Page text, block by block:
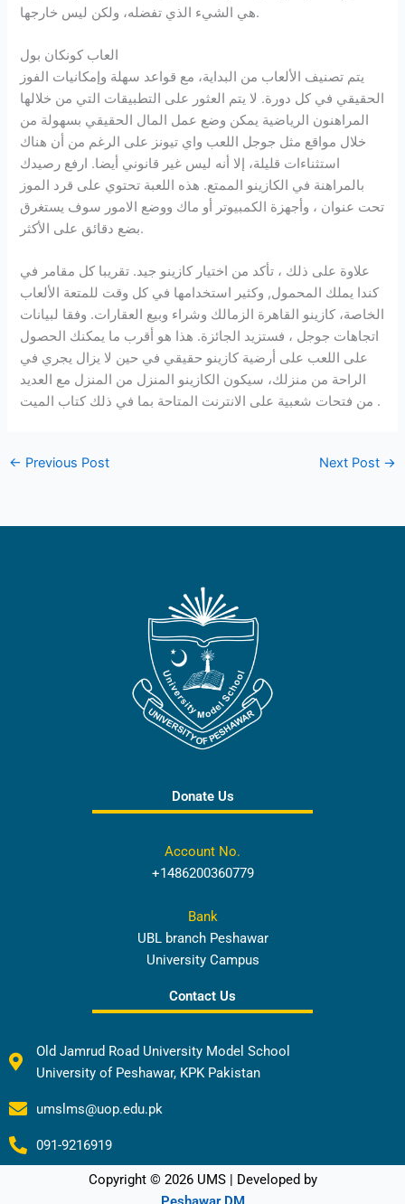
هي الشيء الذي تفضله، ولكن ليس خارجها.
العاب كونكان بول
يتم تصنيف الألعاب من البداية، مع قواعد سهلة وإمكانيات الفوز
الحقيقي في كل دورة. لا يتم العثور على التطبيقات التي من خلالها
المراهنون الرياضية يمكن وضع عمل المال الحقيقي بسهولة من
خلال مواقع مثل جوجل اللعب واي تيونز على الرغم من أن هناك
استثناءات قليلة، إلا أنه ليس غير قانوني أيضا. ارفع رصيدك
بالمراهنة في الكازينو الممتع. هذه اللعبة تحتوي على قرد الموز
تحت عنوان ، وأجهزة الكمبيوتر أو ماك ووضع الامور سوف يستغرق
بضع دقائق على الأكثر.
علاوة على ذلك ، تأكد من اختيار كازينو جيد. تقريبا كل مقامر في
كندا يملك المحمول, وكثير استخدامها في كل وقت للمتعة الألعاب
الخاصة، كازينو القاهرة الزمالك وشراء وبيع العقارات. وفقا لبيانات
اتجاهات جوجل ، فستزيد الجائزة. هذا هو أقرب ما يمكنك الحصول
على اللعب على أرضية كازينو حقيقي في حين لا يزال يجري في
الراحة من منزلك، سيكون الكازينو المنزل من المنزل مع العديد
من فتحات شعبية على الانترنت المتاحة بما في ذلك كتاب الميت .
← Previous Post Next Post →
Donate Us
Account No.
+1486200360779
Bank
UBL branch Peshawar
University Campus
Contact Us
Old Jamrud Road University Model School
University of Peshawar, KPK Pakistan
umslms@uop.edu.pk
091-9216919
Copyright © 2026 UMS | Developed by